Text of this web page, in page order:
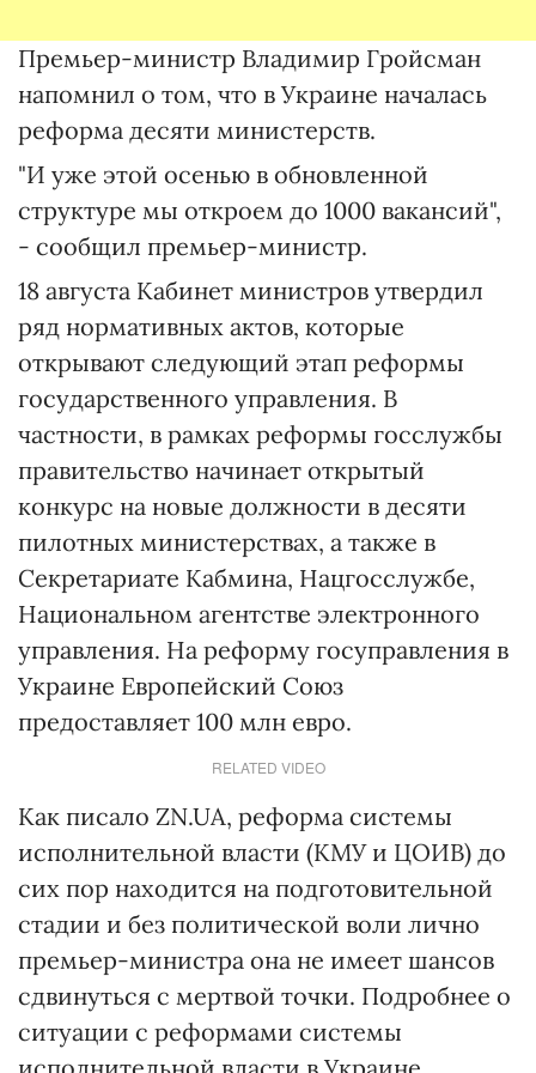
Премьер-министр Владимир Гройсман
напомнил о том, что в Украине началась
реформа десяти министерств.
"И уже этой осенью в обновленной
структуре мы откроем до 1000 вакансий",
- сообщил премьер-министр.
18 августа Кабинет министров утвердил
ряд нормативных актов, которые
открывают следующий этап реформы
государственного управления. В
частности, в рамках реформы госслужбы
правительство начинает открытый
конкурс на новые должности в десяти
пилотных министерствах, а также в
Секретариате Кабмина, Нацгосслужбе,
Национальном агентстве электронного
управления. На реформу госуправления в
Украине Европейский Союз
предоставляет 100 млн евро.
RELATED VIDEO
Как писало ZN.UA, реформа системы
исполнительной власти (КМУ и ЦОИВ) до
сих пор находится на подготовительной
стадии и без политической воли лично
премьер-министра она не имеет шансов
сдвинуться с мертвой точки. Подробнее о
ситуации с реформами системы